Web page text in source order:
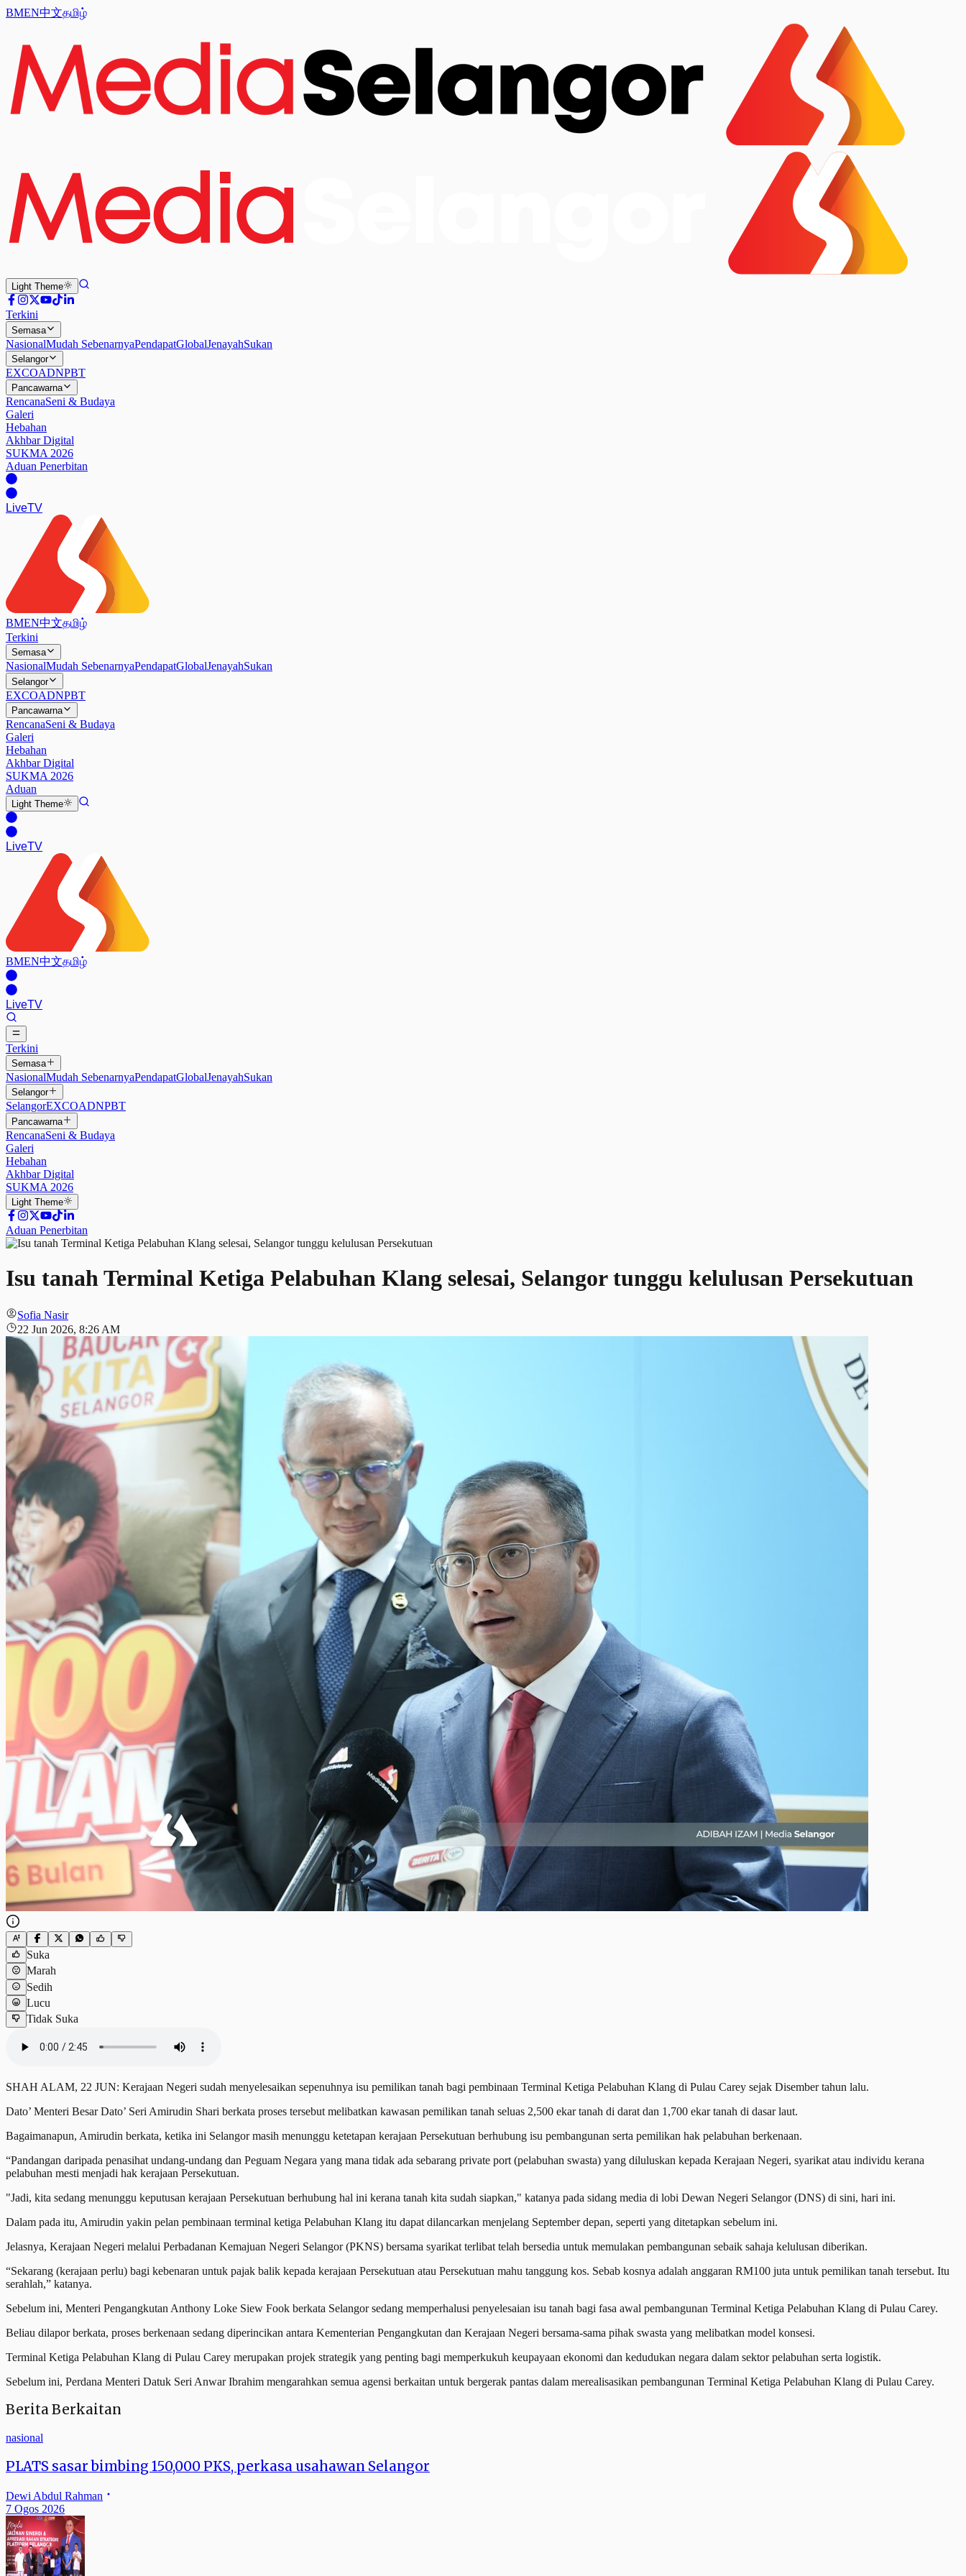
BMEN中文தமிழ்
Light Theme
Terkini
Semasa
NasionalMudah SebenarnyaPendapatGlobalJenayahSukan
Selangor
EXCOADNPBT
Pancawarna
RencanaSeni & Budaya
Galeri
Hebahan
Akhbar Digital
SUKMA 2026
Aduan Penerbitan
LiveTV
BMEN中文தமிழ்
Terkini
Semasa
NasionalMudah SebenarnyaPendapatGlobalJenayahSukan
Selangor
EXCOADNPBT
Pancawarna
RencanaSeni & Budaya
Galeri
Hebahan
Akhbar Digital
SUKMA 2026
Aduan
Light Theme
LiveTV
BMEN中文தமிழ்
LiveTV
Terkini
Semasa
NasionalMudah SebenarnyaPendapatGlobalJenayahSukan
Selangor
SelangorEXCOADNPBT
Pancawarna
RencanaSeni & Budaya
Galeri
Hebahan
Akhbar Digital
SUKMA 2026
Light Theme
Aduan Penerbitan
Isu tanah Terminal Ketiga Pelabuhan Klang selesai, Selangor tunggu kelulusan Persekutuan
Sofia Nasir
22 Jun 2026, 8:26 AM
Suka
Marah
Sedih
Lucu
Tidak Suka
SHAH ALAM, 22 JUN: Kerajaan Negeri sudah menyelesaikan sepenuhnya isu pemilikan tanah bagi pembinaan Terminal Ketiga Pelabuhan Klang di Pulau Carey sejak Disember tahun lalu.
Dato’ Menteri Besar Dato’ Seri Amirudin Shari berkata proses tersebut melibatkan kawasan pemilikan tanah seluas 2,500 ekar tanah di darat dan 1,700 ekar tanah di dasar laut.
Bagaimanapun, Amirudin berkata, ketika ini Selangor masih menunggu ketetapan kerajaan Persekutuan berhubung isu pembangunan serta pemilikan hak pelabuhan berkenaan.
“Pandangan daripada penasihat undang-undang dan Peguam Negara yang mana tidak ada sebarang private port (pelabuhan swasta) yang diluluskan kepada Kerajaan Negeri, syarikat atau individu kerana
pelabuhan mesti menjadi hak kerajaan Persekutuan.
"Jadi, kita sedang menunggu keputusan kerajaan Persekutuan berhubung hal ini kerana tanah kita sudah siapkan," katanya pada sidang media di lobi Dewan Negeri Selangor (DNS) di sini, hari ini.
Dalam pada itu, Amirudin yakin pelan pembinaan terminal ketiga Pelabuhan Klang itu dapat dilancarkan menjelang September depan, seperti yang ditetapkan sebelum ini.
Jelasnya, Kerajaan Negeri melalui Perbadanan Kemajuan Negeri Selangor (PKNS) bersama syarikat terlibat telah bersedia untuk memulakan pembangunan sebaik sahaja kelulusan diberikan.
“Sekarang (kerajaan perlu) bagi kebenaran untuk pajak balik kepada kerajaan Persekutuan atau Persekutuan mahu tanggung kos. Sebab kosnya adalah anggaran RM100 juta untuk pemilikan tanah tersebut. Itu
serahlah,” katanya.
Sebelum ini, Menteri Pengangkutan Anthony Loke Siew Fook berkata Selangor sedang memperhalusi penyelesaian isu tanah bagi fasa awal pembangunan Terminal Ketiga Pelabuhan Klang di Pulau Carey.
Beliau dilapor berkata, proses berkenaan sedang diperincikan antara Kementerian Pengangkutan dan Kerajaan Negeri bersama-sama pihak swasta yang melibatkan model konsesi.
Terminal Ketiga Pelabuhan Klang di Pulau Carey merupakan projek strategik yang penting bagi memperkukuh keupayaan ekonomi dan kedudukan negara dalam sektor pelabuhan serta logistik.
Sebelum ini, Perdana Menteri Datuk Seri Anwar Ibrahim mengarahkan semua agensi berkaitan untuk bergerak pantas dalam merealisasikan pembangunan Terminal Ketiga Pelabuhan Klang di Pulau Carey.
Berita Berkaitan
nasional
PLATS sasar bimbing 150,000 PKS, perkasa usahawan Selangor
Dewi Abdul Rahman
7 Ogos 2026